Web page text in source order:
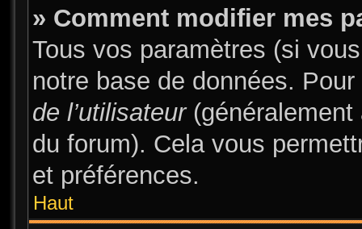
» Comment modifier mes
Tous vos paramètres (si
notre base de données.
de l’utilisateur(généralement
du forum). Cela vous
et préférences.
Haut